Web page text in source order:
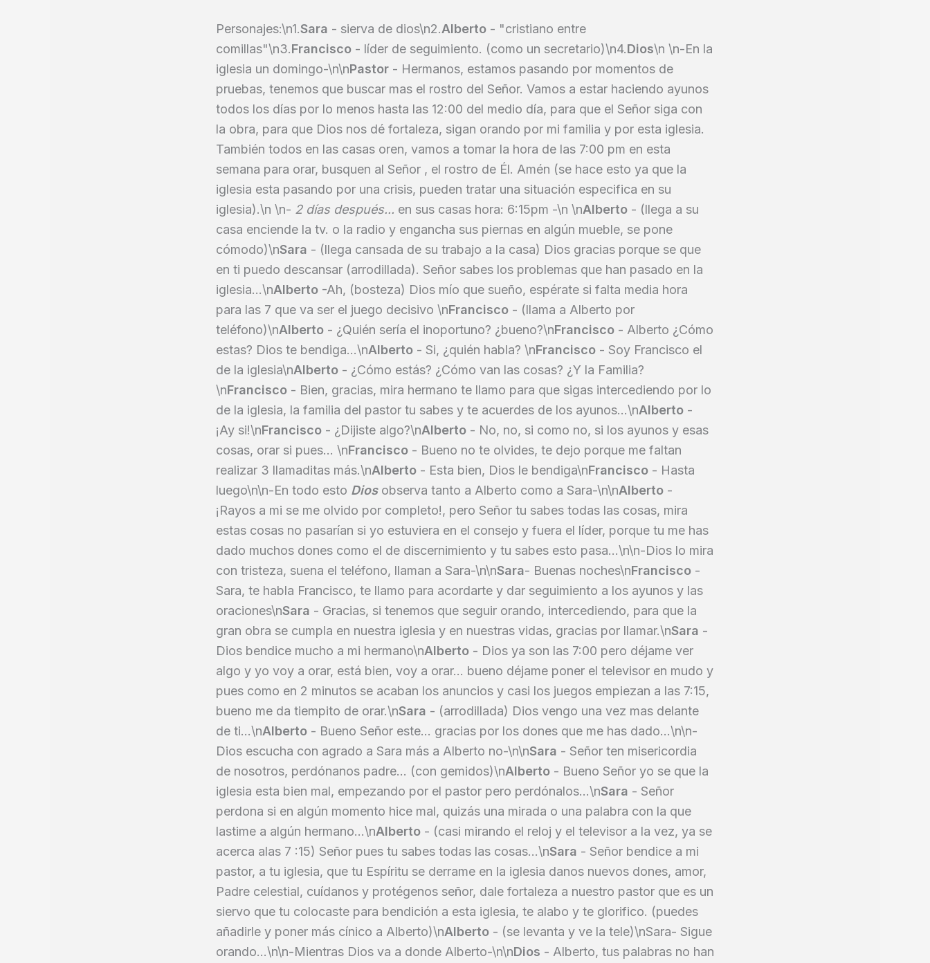
Personajes:\n1.Sara - sierva de dios\n2.Alberto- "cristiano entre
comillas"\n3.Francisco- líder de seguimiento. (como un secretario)\n4.Dios\n \n-En la
iglesia un domingo-\n\nPastor- Hermanos, estamos pasando por momentos de
pruebas, tenemos que buscar mas el rostro del Señor. Vamos a estar haciendo ayunos
todos los días por lo menos hasta las 12:00 del medio día, para que el Señor siga con
la obra, para que Dios nos dé fortaleza, sigan orando por mi familia y por esta iglesia.
También todos en las casas oren, vamos a tomar la hora de las 7:00 pm en esta
semana para orar, busquen al Señor , el rostro de Él. Amén (se hace esto ya que la
iglesia esta pasando por una crisis, pueden tratar una situación especifica en su
iglesia).\n \n- 2 días después... en sus casas hora: 6:15pm -\n \nAlberto- (llega a su
casa enciende la tv. o la radio y engancha sus piernas en algún mueble, se pone
cómodo)\nSara - (llega cansada de su trabajo a la casa) Dios gracias porque se que
en ti puedo descansar (arrodillada). Señor sabes los problemas que han pasado en la
iglesia...\nAlberto-Ah, (bosteza) Dios mío que sueño, espérate si falta media hora
para las 7 que va ser el juego decisivo \nFrancisco- (llama a Alberto por
teléfono)\nAlberto- ¿Quién sería el inoportuno? ¿bueno?\nFrancisco- Alberto ¿Cómo
estas? Dios te bendiga...\nAlberto- Si, ¿quién habla? \nFrancisco- Soy Francisco el
de la iglesia\nAlberto- ¿Cómo estás? ¿Cómo van las cosas? ¿Y la Familia?
\nFrancisco- Bien, gracias, mira hermano te llamo para que sigas intercediendo por lo
de la iglesia, la familia del pastor tu sabes y te acuerdes de los ayunos...\nAlberto-
¡Ay si!\nFrancisco- ¿Dijiste algo?\nAlberto- No, no, si como no, si los ayunos y esas
cosas, orar si pues... \nFrancisco- Bueno no te olvides, te dejo porque me faltan
realizar 3 llamaditas más.\nAlberto- Esta bien, Dios le bendiga\nFrancisco- Hasta
luego\n\n-En todo esto Diosobserva tanto a Alberto como a Sara-\n\nAlberto-
¡Rayos a mi se me olvido por completo!, pero Señor tu sabes todas las cosas, mira
estas cosas no pasarían si yo estuviera en el consejo y fuera el líder, porque tu me has
dado muchos dones como el de discernimiento y tu sabes esto pasa...\n\n-Dios lo mira
con tristeza, suena el teléfono, llaman a Sara-\n\nSara- Buenas noches\nFrancisco-
Sara, te habla Francisco, te llamo para acordarte y dar seguimiento a los ayunos y las
oraciones\nSara - Gracias, si tenemos que seguir orando, intercediendo, para que la
gran obra se cumpla en nuestra iglesia y en nuestras vidas, gracias por llamar.\nSara -
Dios bendice mucho a mi hermano\nAlberto- Dios ya son las 7:00 pero déjame ver
algo y yo voy a orar, está bien, voy a orar... bueno déjame poner el televisor en mudo y
pues como en 2 minutos se acaban los anuncios y casi los juegos empiezan a las 7:15,
bueno me da tiempito de orar.\nSara - (arrodillada) Dios vengo una vez mas delante
de ti...\nAlberto- Bueno Señor este... gracias por los dones que me has dado...\n\n-
Dios escucha con agrado a Sara más a Alberto no-\n\nSara - Señor ten misericordia
de nosotros, perdónanos padre... (con gemidos)\nAlberto- Bueno Señor yo se que la
iglesia esta bien mal, empezando por el pastor pero perdónalos...\nSara - Señor
perdona si en algún momento hice mal, quizás una mirada o una palabra con la que
lastime a algún hermano...\nAlberto- (casi mirando el reloj y el televisor a la vez, ya se
acerca alas 7 :15) Señor pues tu sabes todas las cosas...\nSara - Señor bendice a mi
pastor, a tu iglesia, que tu Espíritu se derrame en la iglesia danos nuevos dones, amor,
Padre celestial, cuídanos y protégenos señor, dale fortaleza a nuestro pastor que es un
siervo que tu colocaste para bendición a esta iglesia, te alabo y te glorifico. (puedes
añadirle y poner más cínico a Alberto)\nAlberto- (se levanta y ve la tele)\nSara- Sigue
orando...\n\n-Mientras Dios va a donde Alberto-\n\nDios - Alberto, tus palabras no han